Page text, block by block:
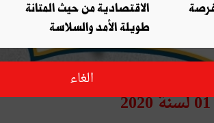
فرصة
الاقتصادية من حيث المتانة
طويلة الأمد والسلاسة
الغاء